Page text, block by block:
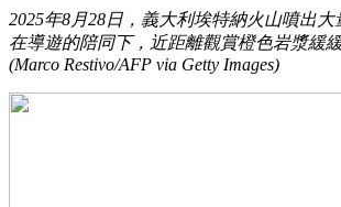
2025年8月28日，義大利埃特納火山噴出
在導遊的陪同下，近距離觀賞橙色岩漿緩
(Marco Restivo/AFP via Getty Images)